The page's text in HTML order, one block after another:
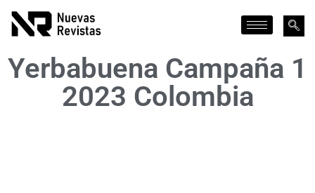
Yerbabuena Campaña 1
2023 Colombia